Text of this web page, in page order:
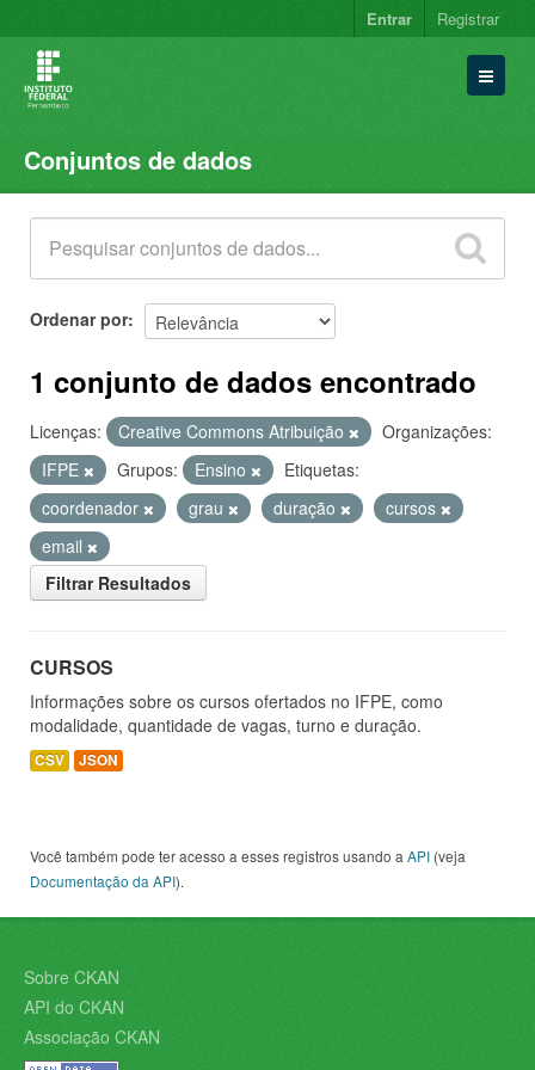
Entrar Registrar
Conjuntos de dados
Organizações
Grupos
Sobre
Conjuntos de dados
Ordenar por
1 conjunto de dados encontrado
Licenças: Creative Commons Atribuição
Organizações:
IFPE
Grupos: Ensino
Etiquetas:
coordenador
grau duração
cursos
email
Filtrar Resultados
CURSOS
Informações sobre os cursos ofertados no IFPE, como
modalidade, quantidade de vagas, turno e duração.
CSV JSON
Você também pode ter acesso a esses registros usando a API (veja
Documentação da API).
Sobre CKAN
API do CKAN
Associação CKAN